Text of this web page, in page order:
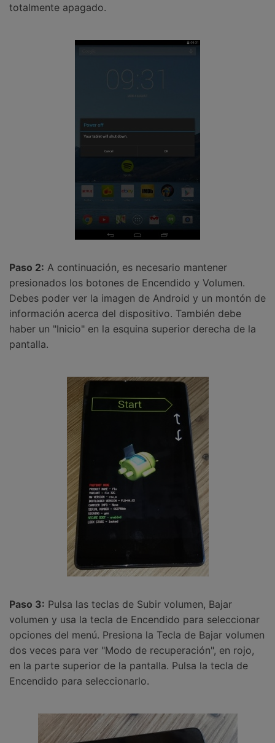
totalmente apagado.
Paso 2: A continuación, es necesario mantener
presionados los botones de Encendido y Volumen.
Debes poder ver la imagen de Android y un montón de
información acerca del dispositivo. También debe
haber un "Inicio" en la esquina superior derecha de la
pantalla.
Paso 3: Pulsa las teclas de Subir volumen, Bajar
volumen y usa la tecla de Encendido para seleccionar
opciones del menú. Presiona la Tecla de Bajar volumen
dos veces para ver "Modo de recuperación", en rojo,
en la parte superior de la pantalla. Pulsa la tecla de
Encendido para seleccionarlo.